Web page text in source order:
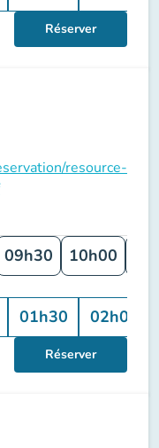
Réserver
resource-
09h30 10h00
01h30 02h00
Réserver